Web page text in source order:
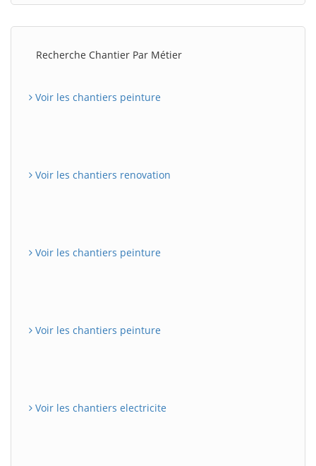
Recherche Chantier Par Métier
Voir les chantiers peinture
Voir les chantiers renovation
Voir les chantiers peinture
Voir les chantiers peinture
Voir les chantiers electricite